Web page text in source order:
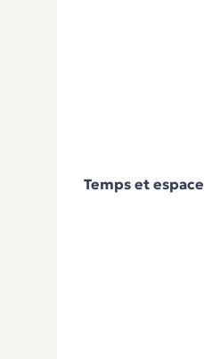
Temps et espace